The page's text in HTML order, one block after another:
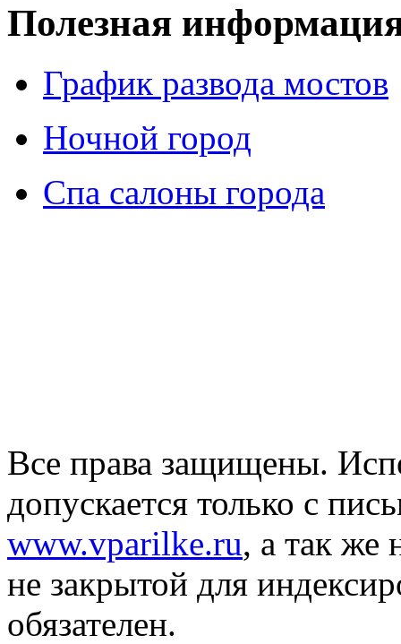
Полезная
График развода мостов
Ночной город
Спа салоны города
Все права защищены.
допускается только с
www.vparilke.ru, а так же
не закрытой для
обязателен.